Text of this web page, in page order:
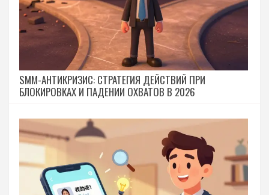
SMM-АНТИКРИЗИС: СТРАТЕГИЯ ДЕЙСТВИЙ ПРИ
БЛОКИРОВКАХ И ПАДЕНИИ ОХВАТОВ В 2026